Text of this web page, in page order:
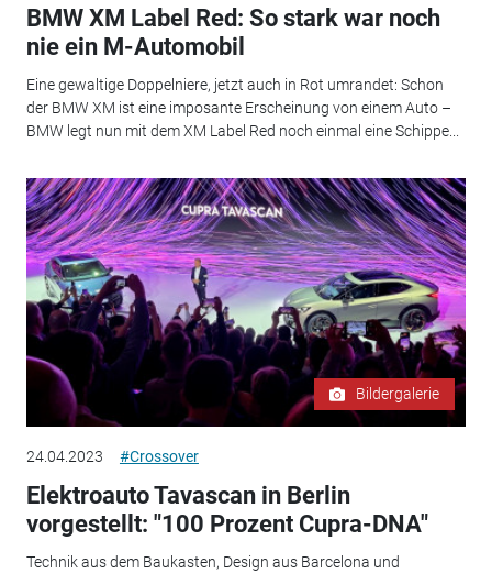
BMW XM Label Red: So stark war noch
nie ein M-Automobil
Eine gewaltige Doppelniere, jetzt auch in Rot umrandet: Schon
der BMW XM ist eine imposante Erscheinung von einem Auto –
BMW legt nun mit dem XM Label Red noch einmal eine Schippe...
Bildergalerie
24.04.2023 #Crossover
Elektroauto Tavascan in Berlin
vorgestellt: "100 Prozent Cupra-DNA"
Technik aus dem Baukasten, Design aus Barcelona und